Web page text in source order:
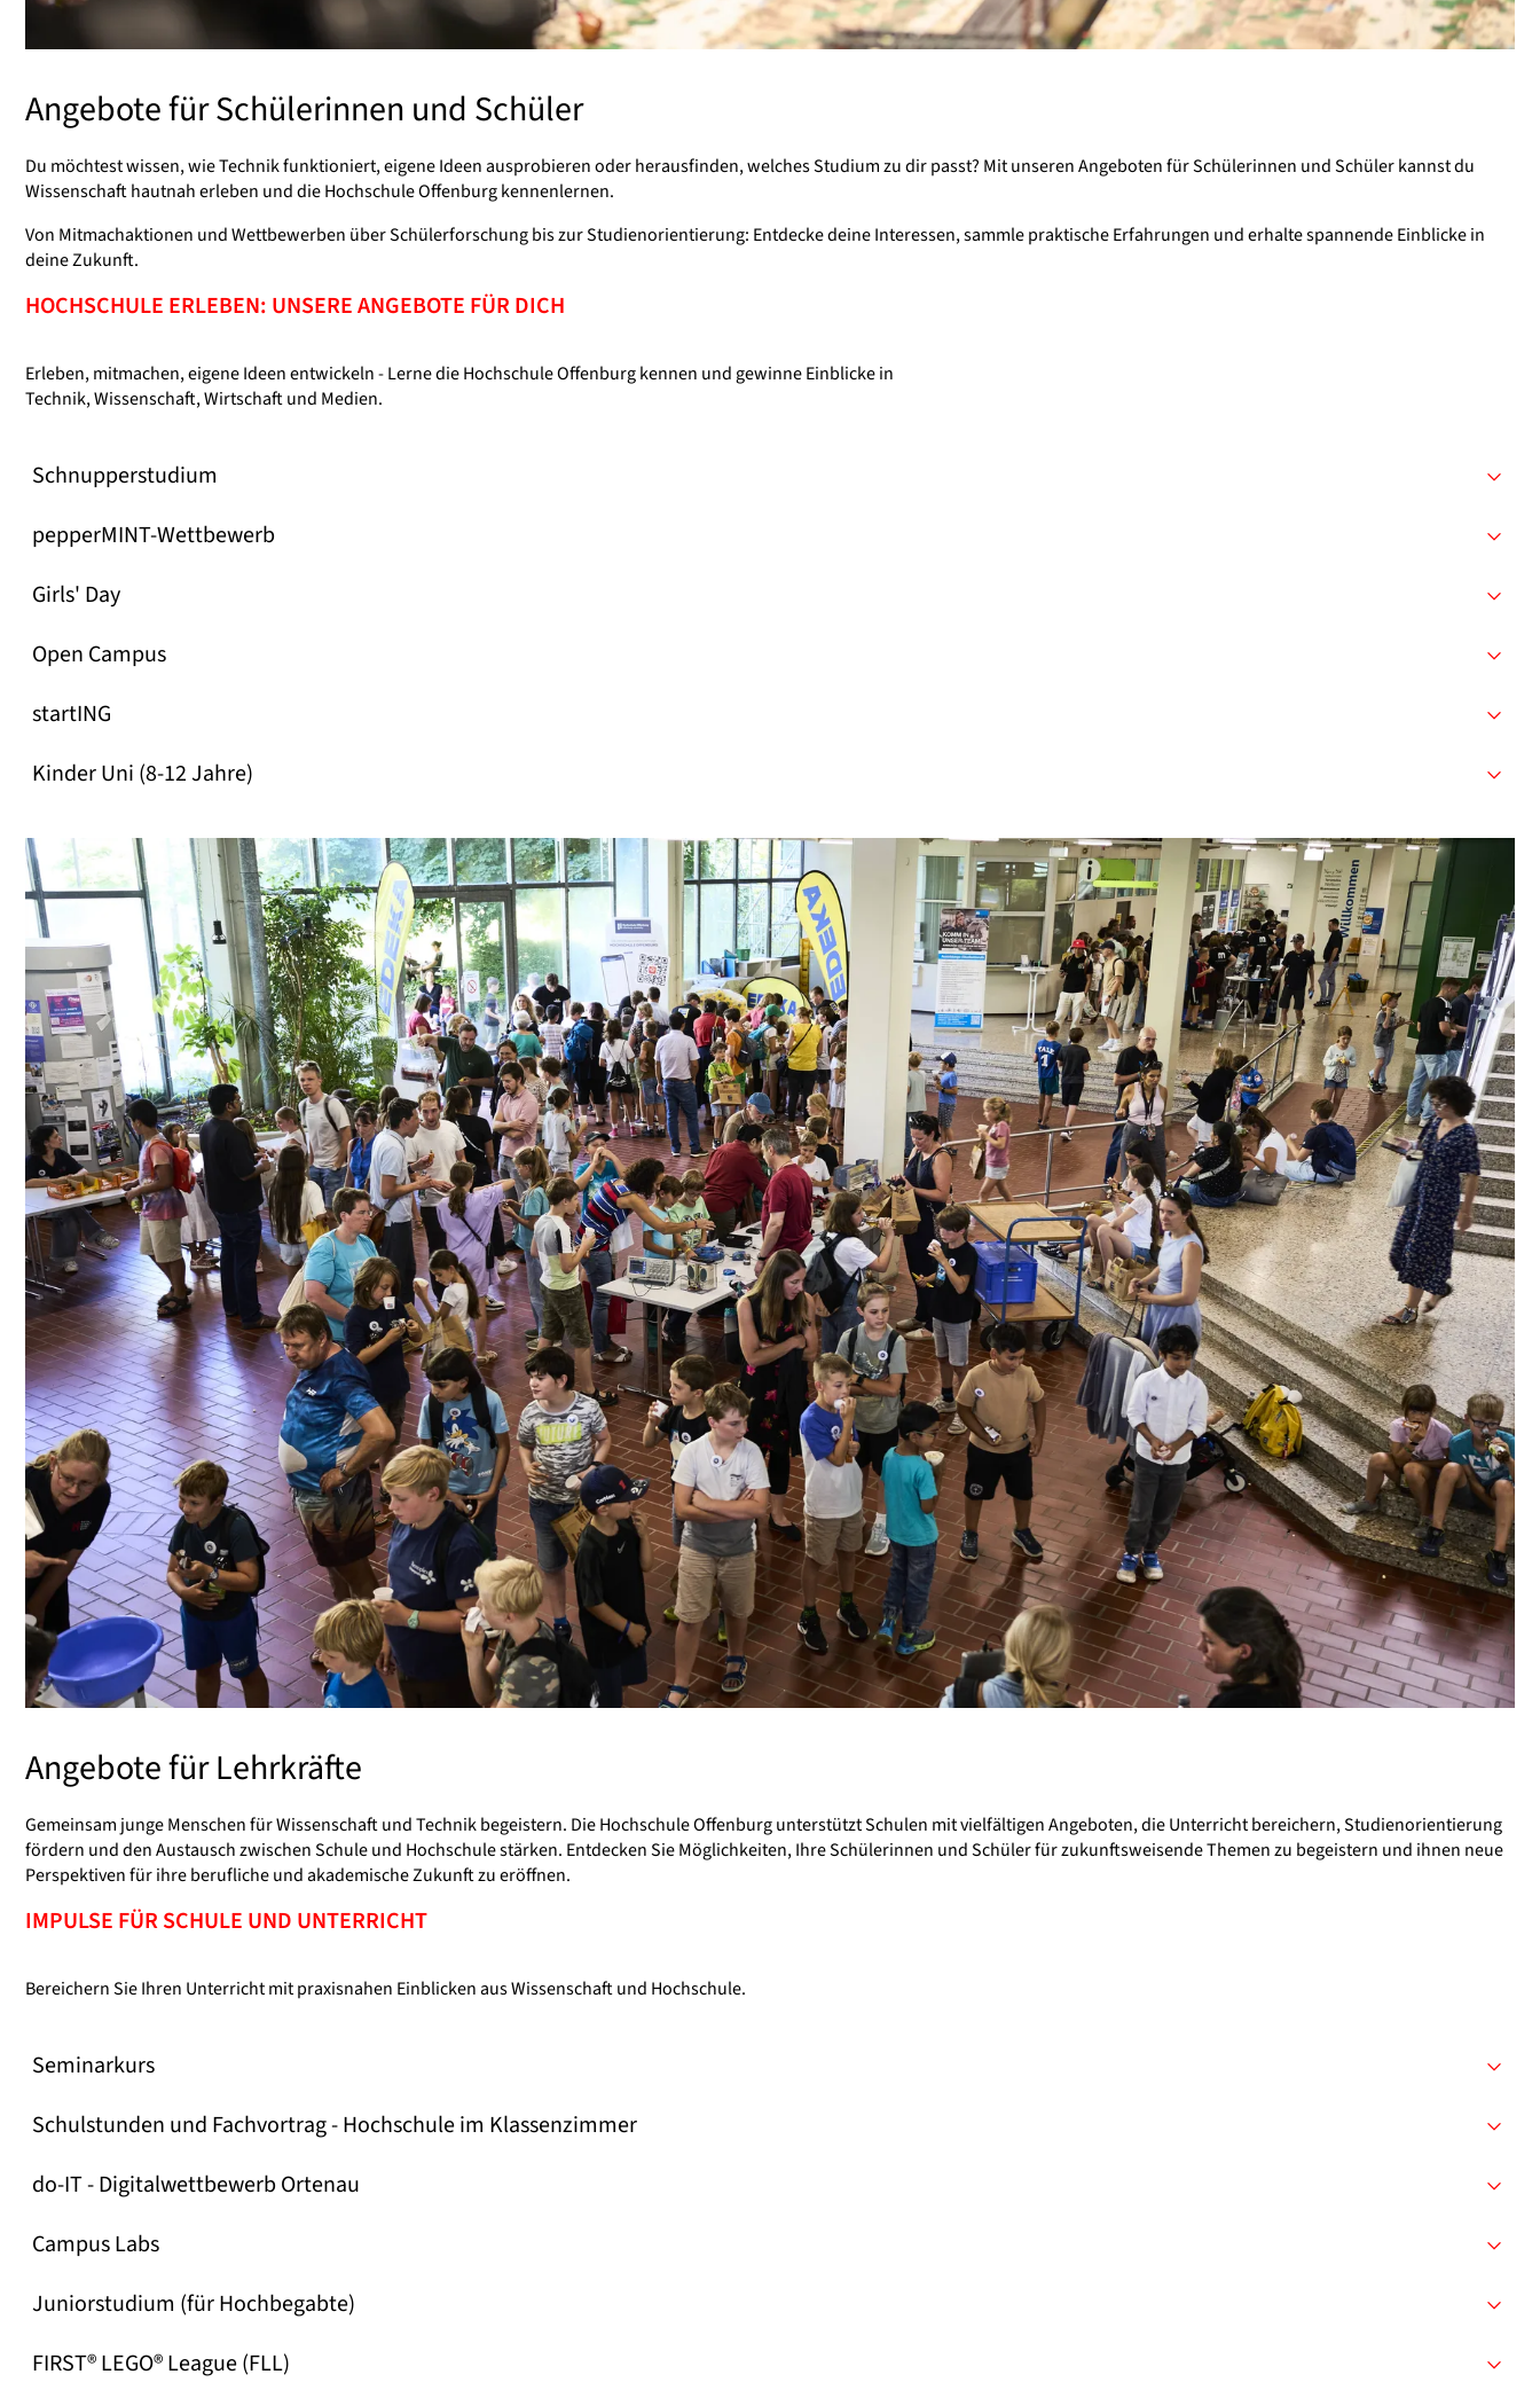
Angebote für Schülerinnen und Schüler
Du möchtest wissen, wie Technik funktioniert, eigene Ideen ausprobieren oder herausfinden, welches Studium zu dir passt? Mit unseren Angeboten für Schülerinnen und Schüler kannst du
Wissenschaft hautnah erleben und die Hochschule Offenburg kennenlernen.
Von Mitmachaktionen und Wettbewerben über Schülerforschung bis zur Studienorientierung: Entdecke deine Interessen, sammle praktische Erfahrungen und erhalte spannende Einblicke in
deine Zukunft.
HOCHSCHULE ERLEBEN: UNSERE ANGEBOTE FÜR DICH
Erleben, mitmachen, eigene Ideen entwickeln - Lerne die Hochschule Offenburg kennen und gewinne Einblicke in
Technik, Wissenschaft, Wirtschaft und Medien.
Schnupperstudium
pepperMINT-Wettbewerb
Girls' Day
Open Campus
startING
Kinder Uni (8-12 Jahre)
Angebote für Lehrkräfte
Gemeinsam junge Menschen für Wissenschaft und Technik begeistern. Die Hochschule Offenburg unterstützt Schulen mit vielfältigen Angeboten, die Unterricht bereichern, Studienorientierung
fördern und den Austausch zwischen Schule und Hochschule stärken. Entdecken Sie Möglichkeiten, Ihre Schülerinnen und Schüler für zukunftsweisende Themen zu begeistern und ihnen neue
Perspektiven für ihre berufliche und akademische Zukunft zu eröffnen.
IMPULSE FÜR SCHULE UND UNTERRICHT
Bereichern Sie Ihren Unterricht mit praxisnahen Einblicken aus Wissenschaft und Hochschule.
Seminarkurs
Schulstunden und Fachvortrag - Hochschule im Klassenzimmer
do-IT - Digitalwettbewerb Ortenau
Campus Labs
Juniorstudium (für Hochbegabte)
FIRST® LEGO® League (FLL)